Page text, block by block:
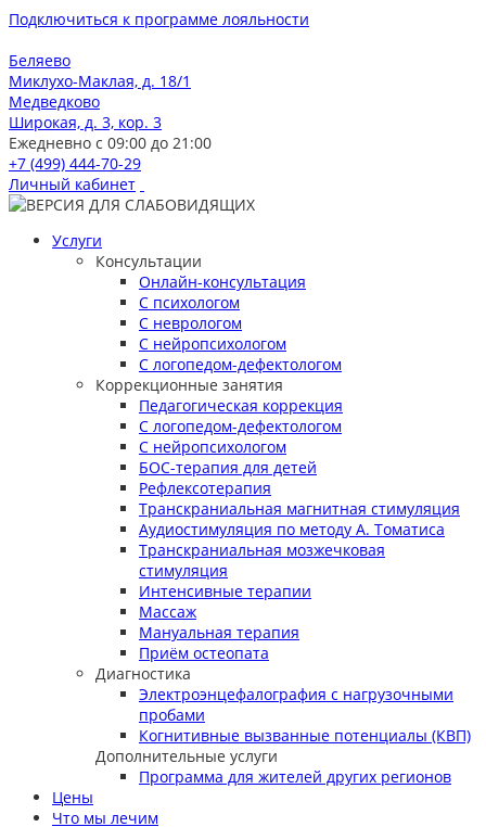
Подключиться к программе лояльности
Беляево
Миклухо-Маклая, д. 18/1
Медведково
Широкая, д. 3, кор. 3
Ежедневно с 09:00 до 21:00
+7 (499) 444-70-29
Личный кабинет
Услуги
Консультации
Онлайн-консультация
С психологом
С неврологом
С нейропсихологом
С логопедом-дефектологом
Коррекционные занятия
Педагогическая коррекция
С логопедом-дефектологом
С нейропсихологом
БОС-терапия для детей
Рефлексотерапия
Транскраниальная магнитная стимуляция
Аудиостимуляция по методу А. Томатиса
Транскраниальная мозжечковая
стимуляция
Интенсивные терапии
Массаж
Мануальная терапия
Приём остеопата
Диагностика
Электроэнцефалография с нагрузочными
пробами
Когнитивные вызванные потенциалы (КВП)
Дополнительные услуги
Программа для жителей других регионов
Цены
Что мы лечим